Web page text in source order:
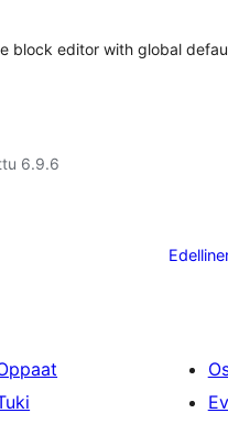
block editor with global
6.9.6